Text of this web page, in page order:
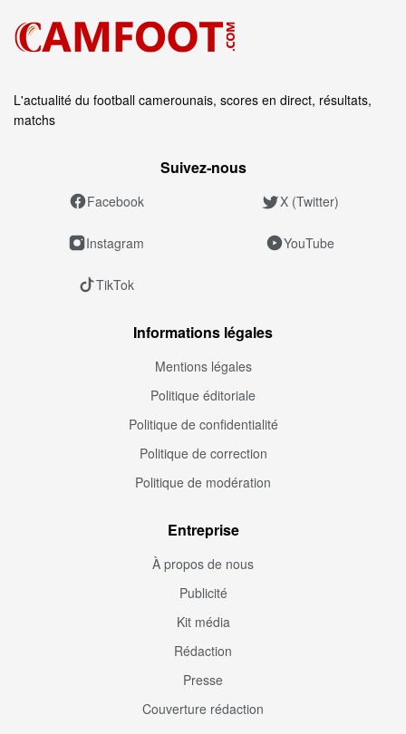
L'actualité du football camerounais, scores en direct, résultats,
matchs
Suivez‑nous
Facebook X (Twitter)
Instagram YouTube
TikTok
Informations légales
Mentions légales
Politique éditoriale
Politique de confidentialité
Politique de correction
Politique de modération
Entreprise
À propos de nous
Publicité
Kit média
Rédaction
Presse
Couverture rédaction